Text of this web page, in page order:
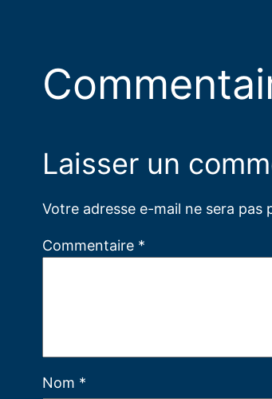
Laisser un
Votre adresse e-mail ne sera pas
Commentaire *
Nom *